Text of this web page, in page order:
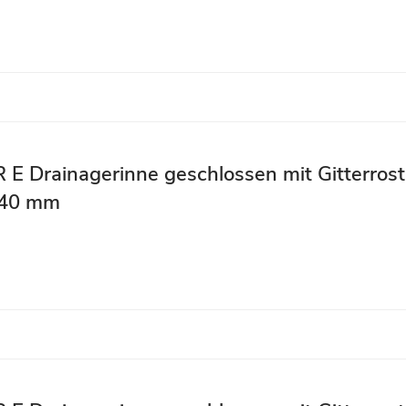
E Drainagerinne geschlossen mit Gitterrost
mm